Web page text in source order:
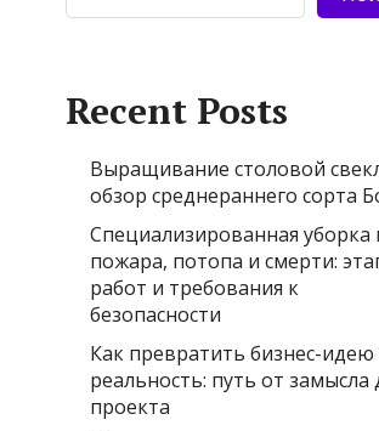
Recent Posts
Выращивание столовой
обзор среднераннего сорта
Специализированная уборка
пожара, потопа и смерти:
работ и требования к
безопасности
Как превратить бизнес-идею
реальность: путь от замысла
проекта